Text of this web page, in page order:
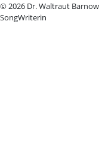
© 2026 Dr. Waltraut
SongWriterin